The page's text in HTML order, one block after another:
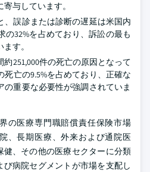
与しています。
、誤診または診断の遅延は米国内
の32%を占めており、訴訟の最も
す。
251,000件の死亡の原因となって
死亡の9.5%を占めており、正確な
の重要な必要性が強調されていま
の医療専門職賠償責任保険市場
、長期医療、外来および通院医
、その他の医療セクターに分類
病院セグメントが市場を支配し